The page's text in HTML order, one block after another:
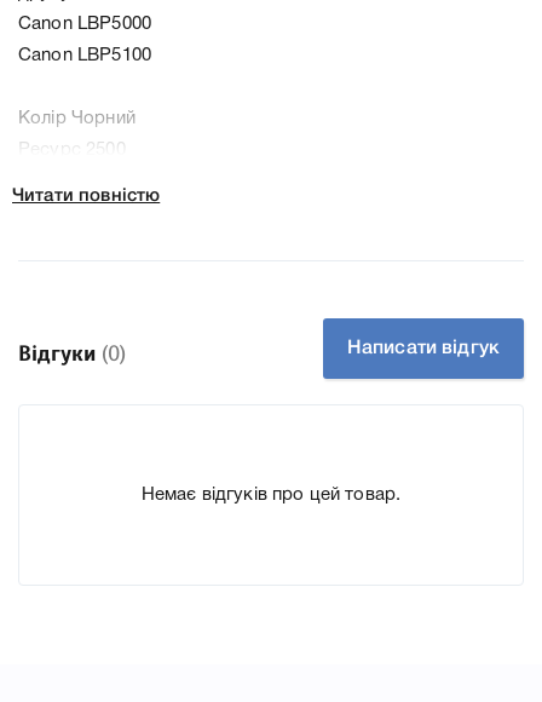
Canon LBP5000
Canon LBP5100
Колір Чорний
Ресурс 2500
Canon 707 Black для принтера LBР5000, LBР5100, що
Читати повністю
Відгуки (0) Написати відгук
Немає відгуків про цей товар.